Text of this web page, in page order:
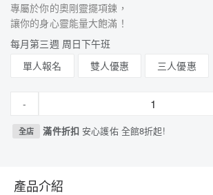
專屬於你的奧剛靈擺項鍊，
讓你的身心靈能量大飽滿！
每月第三週 周日下午班
單人報名
雙人優惠 三人優惠
-
全店 滿件折扣 安心護佑 全館8折起!
產品介紹